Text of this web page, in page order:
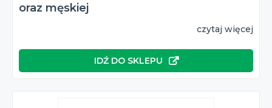
oraz męskiej
czytaj więcej
IDŹ DO SKLEPU